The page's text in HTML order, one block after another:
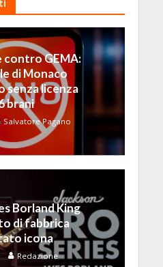
contro GEMA:
di Monaco
senza licenza
brani
Salvatore Pagano
Borland King
di fabbrica
icona
Redazione